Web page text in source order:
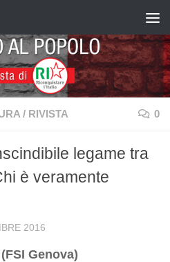
/ RIVISTA 0
legame tra
è veramente
2016
Genova)